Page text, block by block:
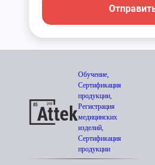
Обучение,
Сертификация
продукции,
Регистрация
медицинских
изделий,
Сертификация
продукции